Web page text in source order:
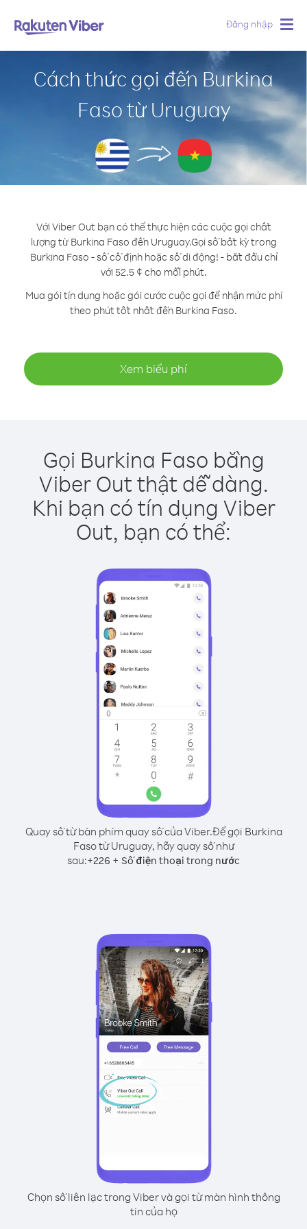
Đăng nhập
Cách thức gọi đến Burkina
Faso từ Uruguay
Với Viber Out bạn có thể thực hiện các cuộc gọi chất
lượng từ Burkina Faso đến Uruguay.Gọi số bất kỳ trong
Burkina Faso - số cố định hoặc số di động! - bắt đầu chỉ
với 52.5 ¢ cho mỗi phút.
Mua gói tín dụng hoặc gói cước cuộc gọi để nhận mức phí
theo phút tốt nhất đến Burkina Faso.
Xem biểu phí
Gọi Burkina Faso bằng
Viber Out thật dễ dàng.
Khi bạn có tín dụng Viber
Out, bạn có thể:
Quay số từ bàn phím quay số của Viber.Để gọi Burkina
Faso từ Uruguay, hãy quay số như
sau:+226 + Số điện thoại trong nước
Chọn số liên lạc trong Viber và gọi từ màn hình thông
tin của họ